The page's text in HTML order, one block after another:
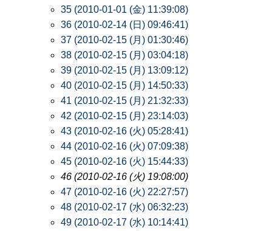
35 (2010-01-01 (金) 11:39:08)
36 (2010-02-14 (日) 09:46:41)
37 (2010-02-15 (月) 01:30:46)
38 (2010-02-15 (月) 03:04:18)
39 (2010-02-15 (月) 13:09:12)
40 (2010-02-15 (月) 14:50:33)
41 (2010-02-15 (月) 21:32:33)
42 (2010-02-15 (月) 23:14:03)
43 (2010-02-16 (火) 05:28:41)
44 (2010-02-16 (火) 07:09:38)
45 (2010-02-16 (火) 15:44:33)
46 (2010-02-16 (火) 19:08:00)
47 (2010-02-16 (火) 22:27:57)
48 (2010-02-17 (水) 06:32:23)
49 (2010-02-17 (水) 10:14:41)